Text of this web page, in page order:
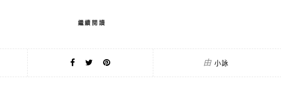
繼續閱讀
由 小詠